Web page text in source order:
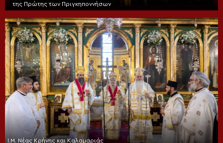
της Πρώτης των Πριγκηποννήσων
Ι.Μ. Νέας Κρήνης και Καλαμαριάς